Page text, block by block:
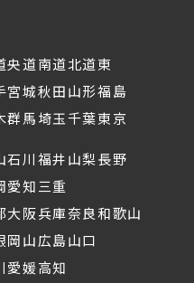
央道南道北道東
宮城秋田山形福島
群馬埼玉千葉東京
石川福井山梨長野
愛知三重
大阪兵庫奈良和歌山
岡山広島山口
愛媛高知